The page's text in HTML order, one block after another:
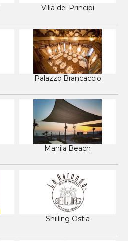
Villa dei Principi
Palazzo Brancaccio
Manila Beach
Shilling Ostia